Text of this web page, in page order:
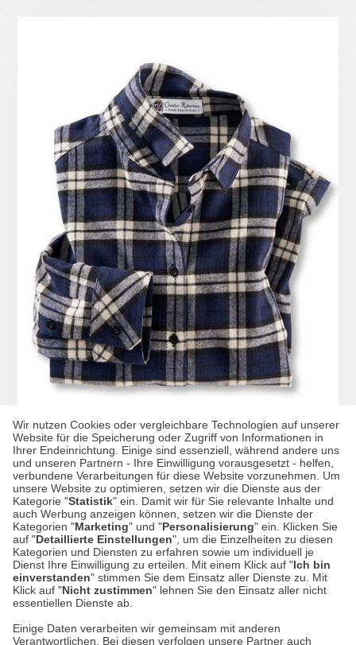
Wir nutzen Cookies oder vergleichbare Technologien auf unserer
Website für die Speicherung oder Zugriff von Informationen in
Ihrer Endeinrichtung. Einige sind essenziell, während andere uns
und unseren Partnern - Ihre Einwilligung vorausgesetzt - helfen,
verbundene Verarbeitungen für diese Website vorzunehmen. Um
unsere Website zu optimieren, setzen wir die Dienste aus der
Kategorie "Statistik" ein. Damit wir für Sie relevante Inhalte und
auch Werbung anzeigen können, setzen wir die Dienste der
Kategorien "Marketing" und "Personalisierung" ein. Klicken Sie
auf "Detaillierte Einstellungen", um die Einzelheiten zu diesen
Kategorien und Diensten zu erfahren sowie um individuell je
Dienst Ihre Einwilligung zu erteilen. Mit einem Klick auf "Ich bin
einverstanden" stimmen Sie dem Einsatz aller Dienste zu. Mit
Klick auf "Nicht zustimmen" lehnen Sie den Einsatz aller nicht
essentiellen Dienste ab.
Einige Daten verarbeiten wir gemeinsam mit anderen
Verantwortlichen. Bei diesen verfolgen unsere Partner auch
Wohlfühlbluse aus Flanell
149,00 CHF*